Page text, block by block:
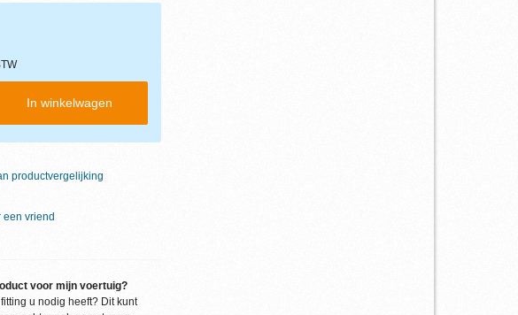
In winkelwagen
productvergelijking
een vriend
voor mijn voertuig?
u nodig heeft? Dit kunt